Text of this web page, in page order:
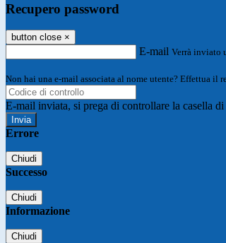
Recupero password
button close ×
E-mail Verrà inviato
Non hai una e-mail associata al nome utente? Effettua il
E-mail inviata, si prega di controllare la casella
Errore
Chiudi
Successo
Chiudi
Informazione
Chiudi